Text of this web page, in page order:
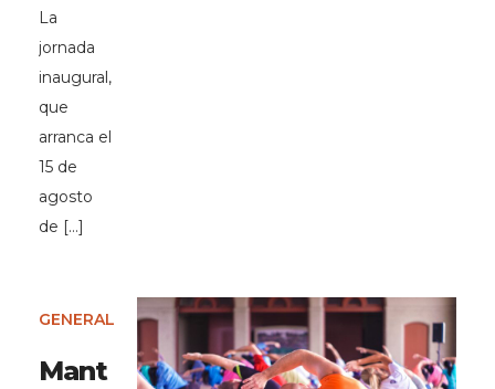
La
jornada
inaugural,
que
arranca el
15 de
agosto
de […]
GENERAL
Mant